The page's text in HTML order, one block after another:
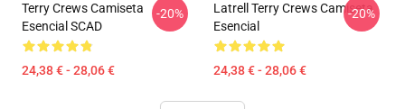
Terry Crews Camiseta
Esencial SCAD
24,38 € - 28,06 €
-20%
Latrell Terry Crews Camiseta
Esencial
24,38 € - 28,06 €
-20%